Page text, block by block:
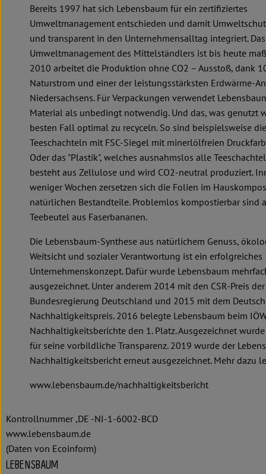
Bereits 1997 hat sich Lebensbaum für ein zertifiziertes
Umweltmanagement entschieden und damit
und transparent in den Unternehmensalltag integriert. Das
Umweltmanagement des Mittelständlers ist bis heute
2010 arbeitet die Produktion ohne CO2 – Ausstoß, dank
Naturstrom und einer der leistungsstärksten Erdwärme-
Niedersachsens. Für Verpackungen verwendet
Material als unbedingt notwendig. Und das, was genutzt
besten Fall optimal zu recyceln. So sind beispielsweise die
Teeschachteln mit FSC-Siegel mit minerlölfreien
Oder das "Plastik", welches ausnahmslos alle
besteht aus Zellulose und wird CO2-neutral produziert.
weniger Wochen zersetzen sich die Folien im
natürlichen Bestandteile. Problemlos kompostierbar sind
Teebeutel aus Faserbananen.
Die Lebensbaum-Synthese aus natürlichem Genuss,
Weitsicht und sozialer Verantwortung ist ein erfolgreiches
Unternehmenskonzept. Dafür wurde Lebensbaum
ausgezeichnet. Unter anderem 2014 mit den CSR-Preis der
Bundesregierung Deutschland und 2015 mit dem
Nachhaltigkeitspreis. 2016 belegte Lebensbaum beim
Nachhaltigkeitsberichte den 1. Platz. Ausgezeichnet
für seine vorbildliche Transparenz. 2019 wurde der
Nachhaltigkeitsbericht erneut ausgezeichnet. Mehr dazu
www.lebensbaum.de/nachhaltigkeitsbericht
Kontrollnummer ,DE -NI-1-6002-BCD
www.lebensbaum.de
(Daten von Ecoinform)
LEBENSBAUM